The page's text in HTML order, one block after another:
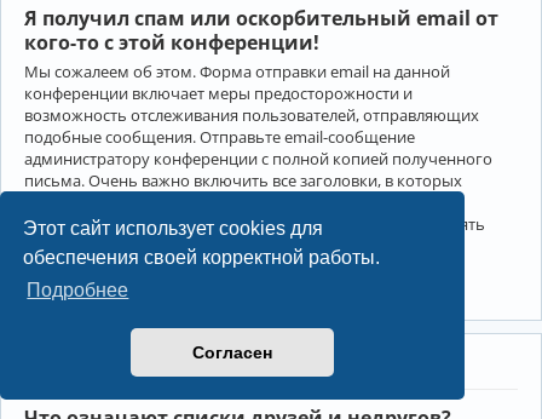
Этот сайт использует cookies для
обеспечения своей корректной работы.
Подробнее
Согласен
Я получил спам или оскорбительный email от
кого-то с этой конференции!
Мы сожалеем об этом. Форма отправки email на данной
конференции включает меры предосторожности и
возможность отслеживания пользователей, отправляющих
подобные сообщения. Отправьте email-сообщение
администратору конференции с полной копией полученного
письма. Очень важно включить все заголовки, в которых
Администратор конференции сможет в этом случае принять
меры.
Друзья и недруги